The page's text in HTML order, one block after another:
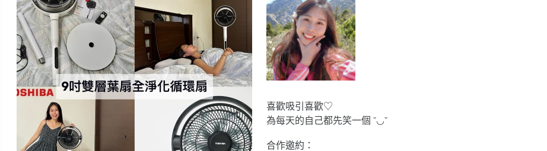
喜歡吸引喜歡♡
為每天的自己都先笑一個 ˘◡˘
合作邀約：